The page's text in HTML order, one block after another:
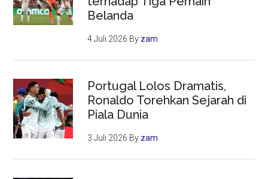
Belanda
4 Juli 2026 By zam
Portugal Lolos Dramatis,
Ronaldo Torehkan Sejarah di
Piala Dunia
3 Juli 2026 By zam